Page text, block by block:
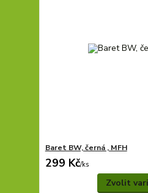
Baret BW, černá , MFH
299 Kč/ks
Zvolit